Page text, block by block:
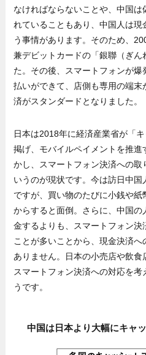
なければならないことや、中国
れていることもあり、中国人は
う事情があります。そのため、
兼デビットカードの「銀聯（ぎん
た。その後、スマートフォンが
払いができて、店側も専用の端
済がスタンダードとなりました。
日本は2018年に経済産業省が「
掲げ、モバイルペイメントを推進
かし、スマートフォン決済への取
いうのが現状です。今は訪日中
ですが、買い物のたびに小銭や
からすると面倒。さらに、中国
金するよりも、スマートフォン
ことが多いことから、現金決済へ
ありません。日本の小売店や飲
スマートフォン決済への対応を
うです。
中国は日本より大幅にキャ